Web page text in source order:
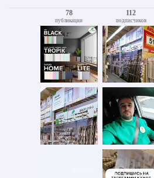
78
публикации
112
подписчиков